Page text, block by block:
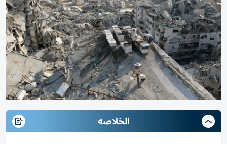
الخلاصه